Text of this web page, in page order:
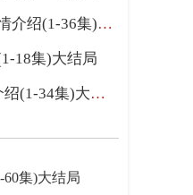
(1-36集)大结局
18集)大结局
34集)大结局
集)大结局